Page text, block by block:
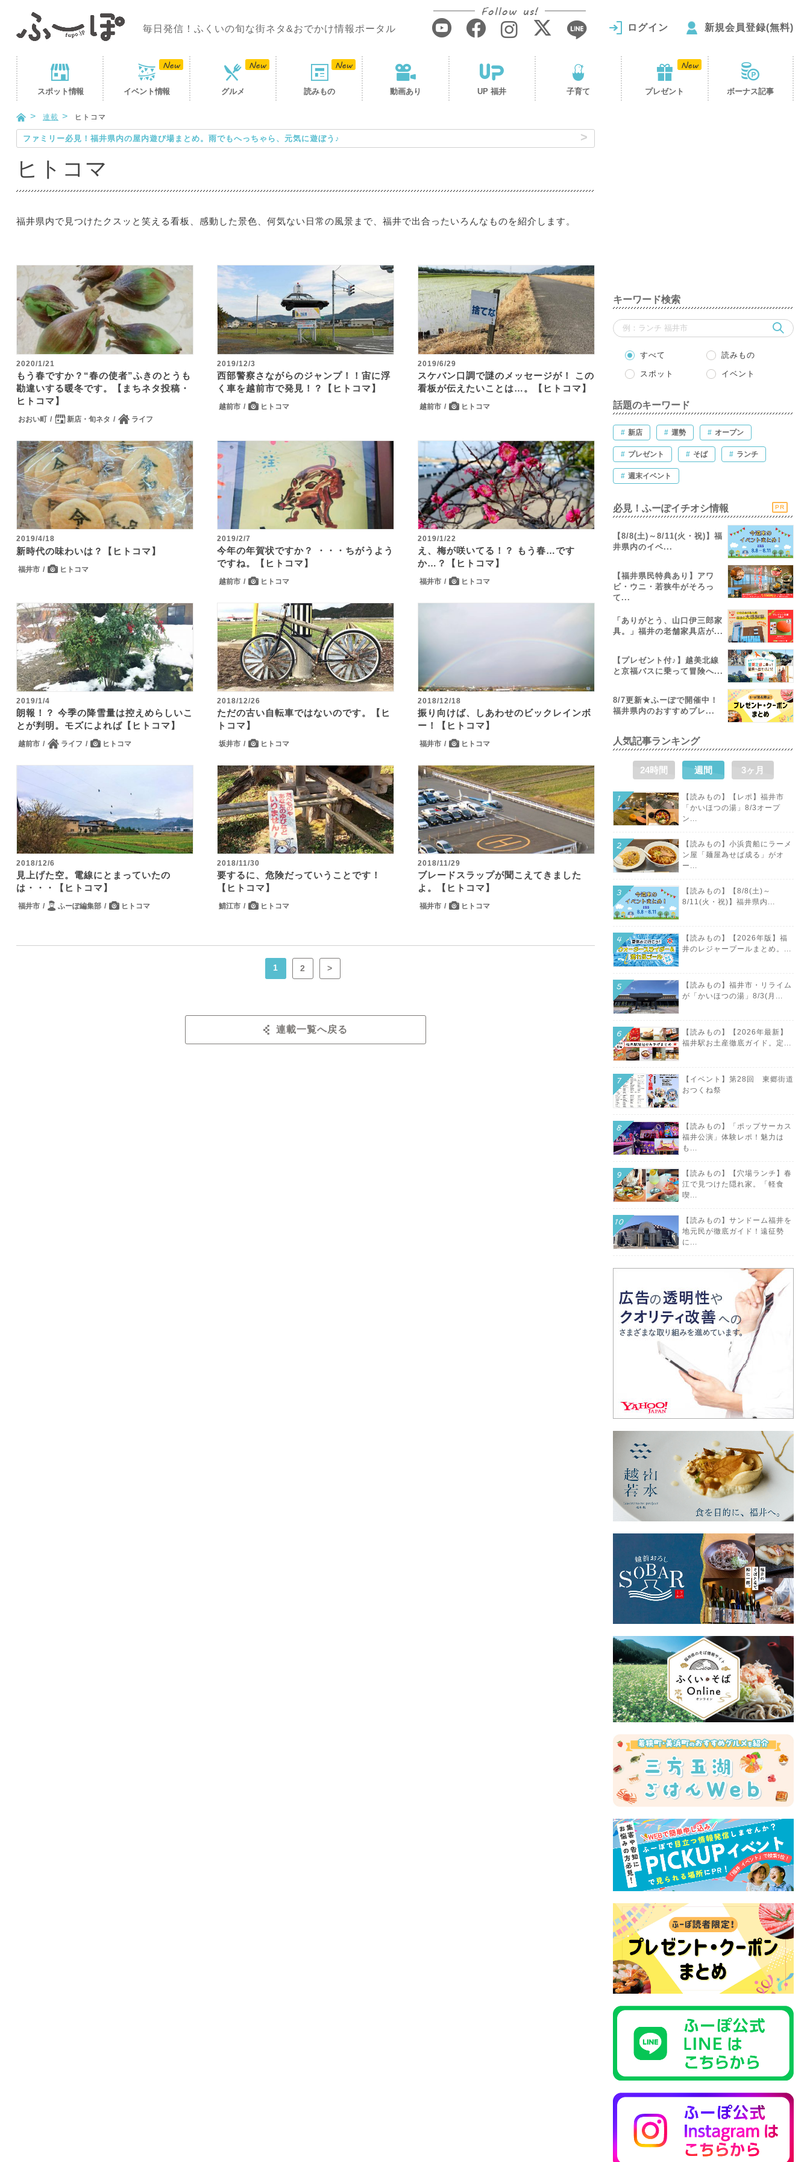
毎日発信！ふくいの旬な街ネタ&おでかけ情報ポータル
Follow us!
ログイン 新規会員登録(無料)
スポット情報 イベント情報 グルメ 読みもの 動画あり UP 福井 子育て プレゼント ボーナス記事
連載 ヒトコマ
ファミリー必見！福井県内の屋内遊び場まとめ。雨でもへっちゃら、元気に遊ぼう♪
ヒトコマ
福井県内で見つけたクスッと笑える看板、感動した景色、何気ない日常の風景まで、福井で出合ったいろんなものを紹介します。
2020/1/21
もう春ですか？“春の使者”ふきのとうも
勘違いする暖冬です。【まちネタ投稿・
ヒトコマ】
おおい町 新店・旬ネタ ライフ
2019/12/3
西部警察さながらのジャンプ！！宙に浮
く車を越前市で発見！？【ヒトコマ】
越前市 ヒトコマ
2019/6/29
スケバン口調で謎のメッセージが！ この
看板が伝えたいことは…。【ヒトコマ】
越前市 ヒトコマ
2019/4/18
新時代の味わいは？【ヒトコマ】
福井市 ヒトコマ
2019/2/7
今年の年賀状ですか？ ・・・ちがうよう
ですね。【ヒトコマ】
越前市 ヒトコマ
2019/1/22
え、梅が咲いてる！？ もう春…です
か…？【ヒトコマ】
福井市 ヒトコマ
2019/1/4
朗報！？ 今季の降雪量は控えめらしいこ
とが判明。モズによれば【ヒトコマ】
越前市 ライフ ヒトコマ
2018/12/26
ただの古い自転車ではないのです。【ヒ
トコマ】
坂井市 ヒトコマ
2018/12/18
振り向けば、しあわせのビックレインボ
ー！【ヒトコマ】
福井市 ヒトコマ
2018/12/6
見上げた空。電線にとまっていたの
は・・・【ヒトコマ】
福井市 ふーぽ編集部 ヒトコマ
2018/11/30
要するに、危険だっていうことです！
【ヒトコマ】
鯖江市 ヒトコマ
2018/11/29
ブレードスラップが聞こえてきました
よ。【ヒトコマ】
福井市 ヒトコマ
1 2 >
連載一覧へ戻る
キーワード検索
すべて 読みもの
スポット イベント
話題のキーワード
# 新店 # 運勢 # オープン
# プレゼント # そば # ランチ
# 週末イベント
必見！ふーぽイチオシ情報 PR
【8/8(土)～8/11(火・祝)】福
井県内のイベ...
【福井県民特典あり】アワ
ビ・ウニ・若狭牛がそろっ
て...
「ありがとう、山口伊三郎家
具。」福井の老舗家具店が...
【プレゼント付♪】越美北線
と京福バスに乗って冒険へ...
8/7更新★ふーぽで開催中！
福井県内のおすすめプレ...
人気記事ランキング
24時間 週間 3ヶ月
【読みもの】【レポ】福井市
「かいほつの湯」8/3オープ
ン...
【読みもの】小浜貴船にラーメ
ン屋「麺屋為せば成る」がオ
ー...
【読みもの】【8/8(土)～
8/11(火・祝)】福井県内...
【読みもの】【2026年版】福
井のレジャープールまとめ。...
【読みもの】福井市・リライム
が「かいほつの湯」8/3(月...
【読みもの】【2026年最新】
福井駅お土産徹底ガイド。定...
【イベント】第28回 東郷街道
おつくね祭
【読みもの】「ポップサーカス
福井公演」体験レポ！魅力は
も...
【読みもの】【穴場ランチ】春
江で見つけた隠れ家。「軽食
喫...
【読みもの】サンドーム福井を
地元民が徹底ガイド！遠征勢
に...